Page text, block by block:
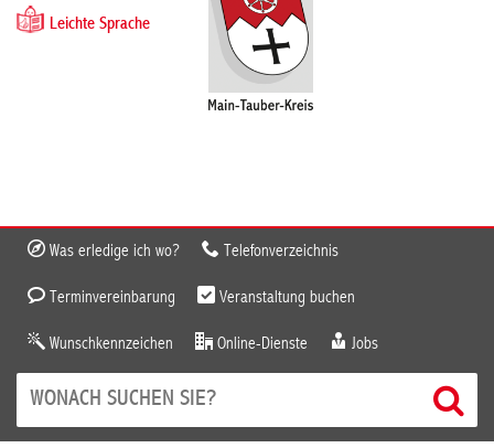
Leichte Sprache
Was erledige ich wo? Telefonverzeichnis
Terminvereinbarung Veranstaltung buchen
Wunschkennzeichen Online-Dienste Jobs